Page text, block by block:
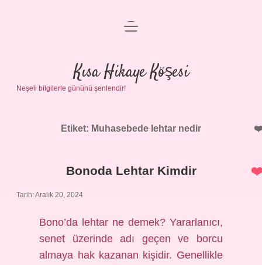
Anasayfa
Gizlilik Politikası
Yasal Uyarı
menüyü
Kısa Hikaye Köşesi
Neşeli bilgilerle gününü şenlendir!
Etiket: Muhasebede lehtar nedir
Bonoda Lehtar Kimdir
Tarih: Aralık 20, 2024
Bono’da lehtar ne demek? Yararlanıcı,
senet üzerinde adı geçen ve borcu
almaya hak kazanan kişidir. Genellikle